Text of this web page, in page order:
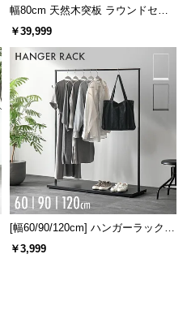
幅80cm 天然木突板 ラウンドセン
ターテーブル 美しい格子デザイン
￥39,999
[幅60/90/120cm] ハンガーラック
スチール 4段階高さ調節 サイドフ
ック オープンラック シンプル
￥3,999